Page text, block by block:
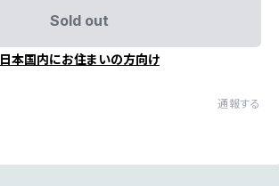
Sold out
日本国内にお住まいの方向け
通報する